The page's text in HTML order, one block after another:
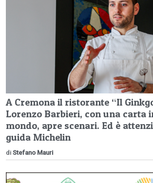
A Cremona il ristorante “Il
Lorenzo Barbieri, con una carta
mondo, apre scenari. Ed è
guida Michelin
di Stefano Mauri